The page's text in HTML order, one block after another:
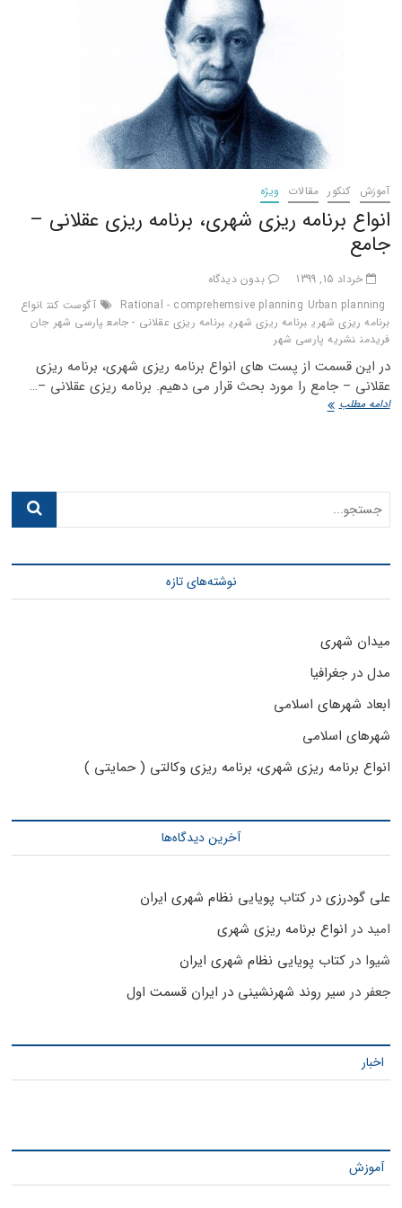
آموزش کنکور مقالات ویژه
انواع برنامه ریزی شهری، برنامه ریزی عقلانی –
جامع
خرداد 15, 1399
بدون دیدگاه
Rational - comprehemsive planning Urban planning آگوست کنت انواع
برنامه ریزی شهری برنامه ریزی شهری برنامه ریزی عقلانی - جامع پارسی شهر جان
فریدمن نشریه پارسی شهر
در این قسمت از پست های انواع برنامه ریزی شهری، برنامه ریزی
عقلانی – جامع را مورد بحث قرار می دهیم. برنامه ریزی عقلانی –…
ادامه مطلب انواع
–
جامع
جستجو...
نوشته‌های تازه
میدان شهری
مدل در جغرافیا
ابعاد شهرهای اسلامی
شهرهای اسلامی
انواع برنامه ریزی شهری، برنامه ریزی وکالتی ( حمایتی )
آخرین دیدگاه‌ها
علی گودرزی درکتاب پویایی نظام شهری ایران
امید در انواع برنامه ریزی شهری
شیوا درکتاب پویایی نظام شهری ایران
جعفر در سیر روند شهرنشینی در ایران قسمت اول
اخبار
آموزش